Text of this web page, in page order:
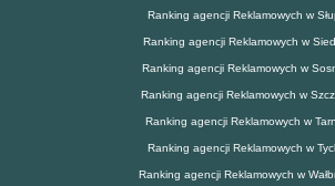
Ranking agencji Reklamowych w
Ranking agencji Reklamowych w
Ranking agencji Reklamowych w
Ranking agencji Reklamowych w
Ranking agencji Reklamowych w
Ranking agencji Reklamowych w
Ranking agencji Reklamowych w